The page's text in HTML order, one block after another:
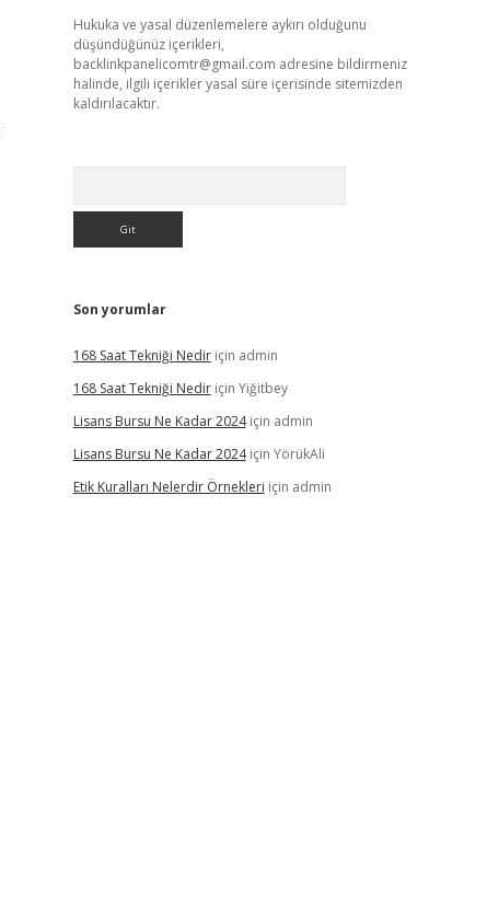
Hukuka ve yasal düzenlemelere aykırı olduğunu
düşündüğünüz içerikleri,
backlinkpanelicomtr@gmail.com adresine bildirmeniz
halinde, ilgili içerikler yasal süre içerisinde sitemizden
kaldırılacaktır.
Son yorumlar
168 Saat Tekniği Nediriçin admin
168 Saat Tekniği Nediriçin Yiğitbey
Lisans Bursu Ne Kadar 2024için admin
Lisans Bursu Ne Kadar 2024için YörükAli
Etik Kuralları Nelerdir Örnekleri için admin